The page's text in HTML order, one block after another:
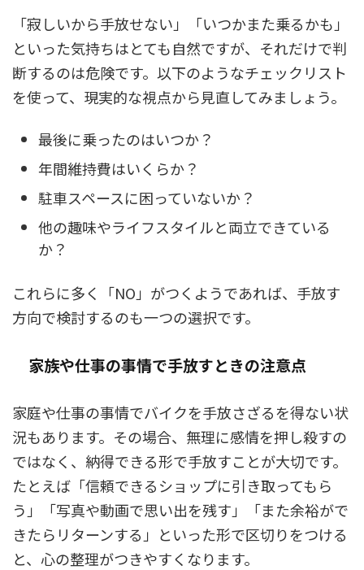
「寂しいから手放せない」「いつかまた乗るかも」
といった気持ちはとても自然ですが、それだけで判
断するのは危険です。以下のようなチェックリスト
を使って、現実的な視点から見直してみましょう。
最後に乗ったのはいつか？
年間維持費はいくらか？
駐車スペースに困っていないか？
他の趣味やライフスタイルと両立できている
か？
これらに多く「NO」がつくようであれば、手放す
方向で検討するのも一つの選択です。
家族や仕事の事情で手放すときの注意点
家庭や仕事の事情でバイクを手放さざるを得ない状
況もあります。その場合、無理に感情を押し殺すの
ではなく、納得できる形で手放すことが大切です。
たとえば「信頼できるショップに引き取ってもら
う」「写真や動画で思い出を残す」「また余裕がで
きたらリターンする」といった形で区切りをつける
と、心の整理がつきやすくなります。